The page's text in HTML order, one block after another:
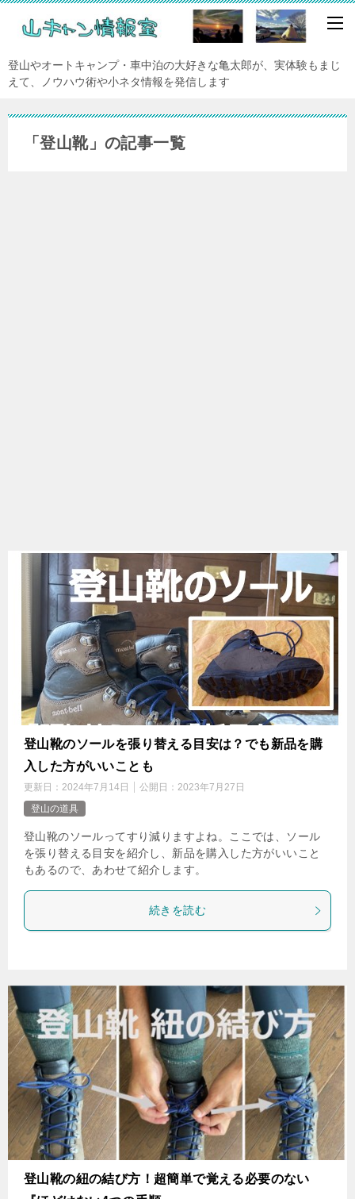
登山やオートキャンプ・車中泊の大好きな亀太郎が、実体験もまじ
えて、ノウハウ術や小ネタ情報を発信します
「登山靴」の記事一覧
登山靴のソールを張り替える目安は？でも新品を購
入した方がいいことも
更新日： 2024年7月14日 公開日： 2023年7月27日
登山の道具
登山靴のソールってすり減りますよね。ここでは、ソール
を張り替える目安を紹介し、新品を購入した方がいいこと
もあるので、あわせて紹介します。
続きを読む
登山靴の紐の結び方！超簡単で覚える必要のない